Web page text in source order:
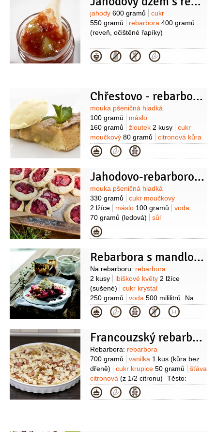
Philadelphia)
cukr 100 gramů
1 kus
zázvor 30 gramů (čerstvý,
oloupaný)
citronová kůra
Suroviny
jahody 600 gramů
cukr
550 gramů
rebarbora 400 gramů
(reveň, očištěné řapíky)
Kategorie
Chřestovo - rebarborový koláč
Suroviny
mouka pšeničná hladká
100 gramů
máslo
160 gramů
žloutek 2 kusy
cukr
moučkový 80 gramů
citronová kůra
1/2kusu (z 1/2 citronu)
citronová1/2kusu (z 1/2 citronu) Na
(bílý)
rebarbora250 gramů
cukr
krupice
200 gramů skořice
(celá)
Na drobenku:
máslo
80 gramů
cukr krupice
80 gramů
mouka pšeničná hrubá
80 gramů
Kategorie
Jahodovo-rebarborové galettes
Suroviny
mouka pšeničná hladká
330 gramů
cukr moučkový
2 lžíce
máslo 100 gramů
voda
70 gramů (ledová)
sůl
1 špetka
300 gramů
rebarbora
5 lžic
moučka kukuřičná (škrob)
2 lžíce
Kategorie
Rebarbora s mandlovým krokantem
Suroviny
Na rebarboru: rebarbora
2 kusy
ibiškové květy 2 lžíce
(sušené)
cukr krystal
250 gramů
voda 500 mililitrů
Na
ochucenou smetanu: smetana na
šlehání250 mililitrů
kardamom
moučkový1 lžička Na mandlový
krokant:
mandle 100 gramů
100 gramů
mouka pšeničná hladká
100 gramů
cukr krystal 100 gramů
Kategorie
Francouzský rebarborový koláč
Suroviny
Rebarbora: rebarbora
700 gramů
vanilka 1 kus (kůra bez
dřeně)
cukr krupice 50 gramů
šťáva
citronová (z 1/2 citronu)
Těsto:
mouka pšeničná hladká
250 gramů
mandle25 gramů
Kategorie